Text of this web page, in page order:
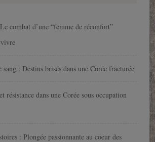
combat d’une “femme de réconfort”
: Destins brisés dans une Corée fracturée
résistance dans une Corée sous occupation
: Plongée passionnante au coeur des